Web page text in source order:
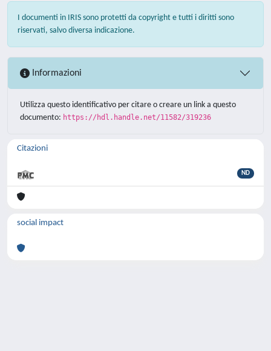
I documenti in IRIS sono protetti da copyright e tutti i diritti sono
riservati, salvo diversa indicazione.
Informazioni
Utilizza questo identificativo per citare o creare un link a questo
documento: https://hdl.handle.net/11582/319236
Citazioni
ND
social impact